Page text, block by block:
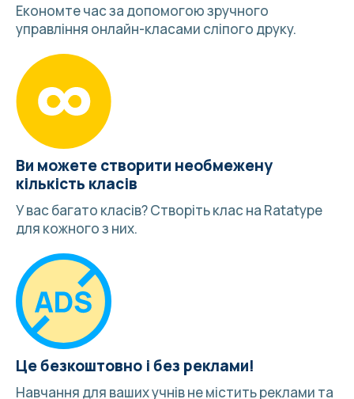
Економте час за допомогою зручного
управління онлайн-класами сліпого друку.
Ви можете створити необмежену
кількість класів
У вас багато класів?Створіть клас на Ratatype
для кожного з них.
Це безкоштовно і без реклами!
Навчання для ваших учнів не містить реклами та